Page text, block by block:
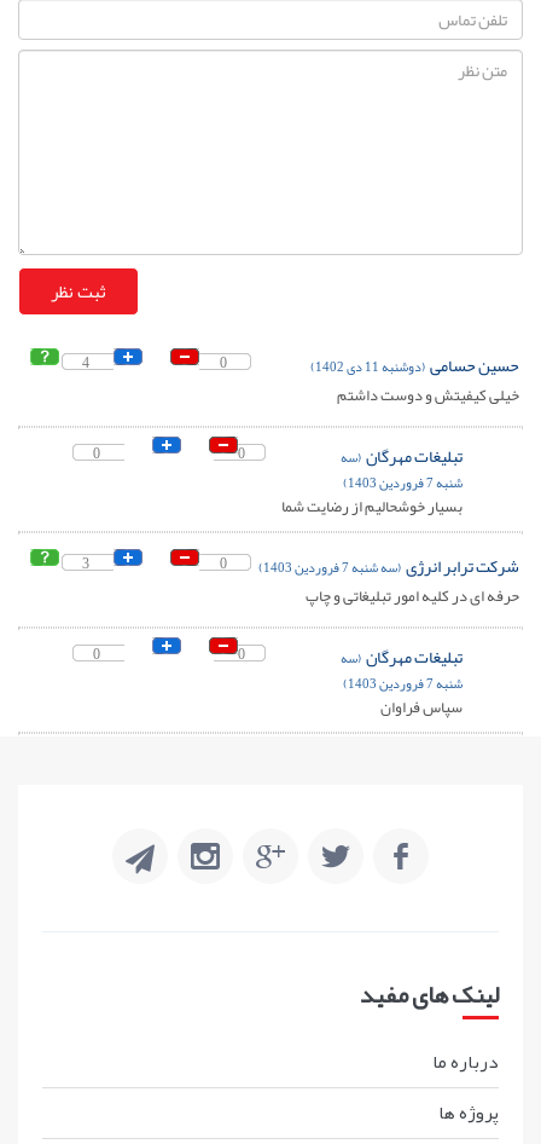
4 0 حسین حسامی(دوشنبه 11 دی 1402)
خیلی کیفیتش و دوست داشتم
0 0 تبلیغات مهرگان(سه
شنبه 7 فروردین 1403)
بسیار خوشحالیم از رضایت شما
3 0 شرکت ترابر انرژی(سه شنبه 7 فروردین 1403)
حرفه ای در کلیه امور تبلیغاتی و چاپ
0 0 تبلیغات مهرگان(سه
شنبه 7 فروردین 1403)
سپاس فراوان
لینک های مفید
درباره ما
پروژه ها